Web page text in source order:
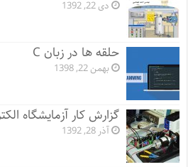
دی 22, 1392
حلقه ها در زبان C
بهمن 22, 1398
گزارش کار آزمایشگاه
آذر 28, 1392